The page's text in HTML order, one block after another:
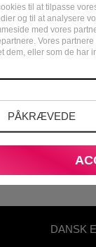
til at tilpasse
og til at analysere
med vores
Vores
dem, eller som de har
PÅKRÆVEDE
DANSK